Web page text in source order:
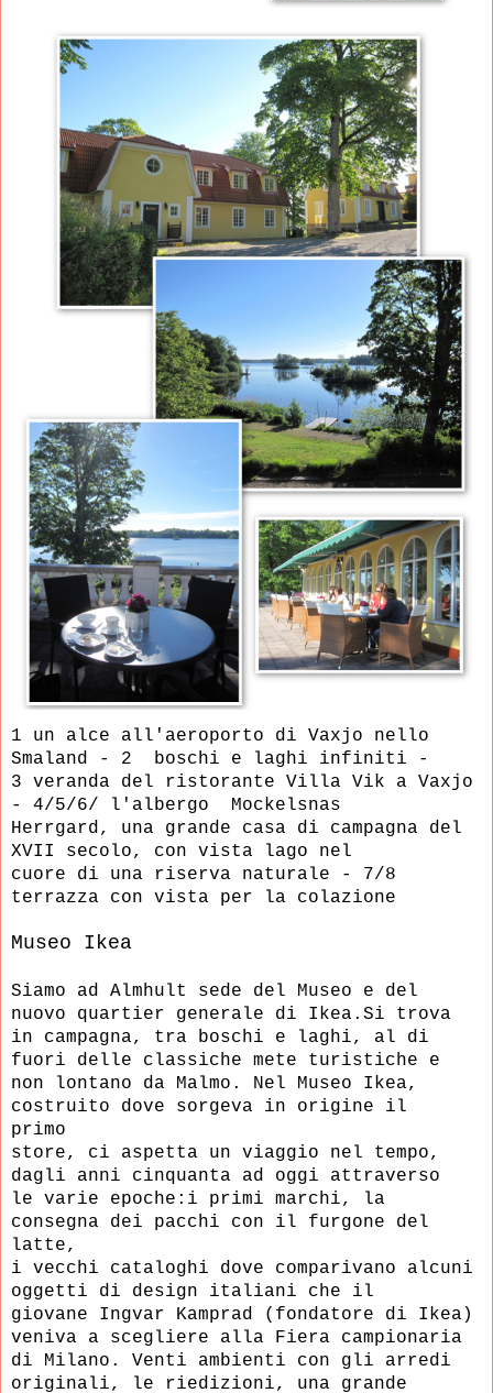
1 un alce all'aeroporto di Vaxjo nello
Smaland - 2 boschi e laghi infiniti -
3 veranda del ristorante Villa Vik a Vaxjo
- 4/5/6/ l'albergo Mockelsnas
Herrgard, una grande casa di campagna del
XVII secolo, con vista
lago nel
cuore di una riserva naturale - 7/8
terrazza con vista per la colazione
Museo Ikea
Siamo ad Almhult sede del Museo e del
nuovo quartier generale di Ikea.Si trova
in campagna, tra boschi e laghi, al di
fuori delle classiche mete turistiche e
non lontano da Malmo. Nel Museo Ikea,
costruito dove sorgeva in origine il
primo
store, ci aspetta un viaggio nel tempo,
dagli anni cinquanta ad oggi attraverso
le varie epoche:i primi marchi, la
consegna dei pacchi con il furgone del
latte,
i vecchi cataloghi dove comparivano alcuni
oggetti di design italiani che il
giovane Ingvar Kamprad (fondatore di Ikea)
veniva a scegliere alla Fiera campionaria
di Milano. Venti ambienti con gli arredi
originali, le riedizioni, una grande